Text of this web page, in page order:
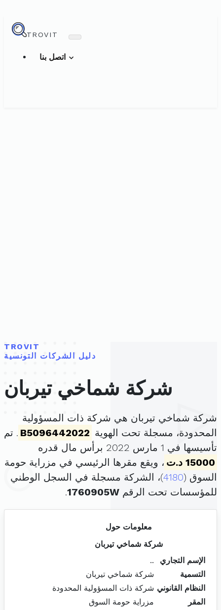
TROVIT
TROVIT
دليل الشركات التونسية
شركة شماخي تيربان
شركة شماخي تيربان هي شركة ذات المسؤولية
المحدودة، مسجلة تحت الهوية B5096442022 . تم
تأسيسها في 1 مارس 2022 برأس مال قدره
15000 د.ت
، ويقع مقرها الرئيسي في مزراية حومة
السوق (4180)، الشركة مسجلة في السجل الوطني
للمؤسسات تحت الرقم 1760905W
.
معلومات حول
شركة شماخي تيربان
الإسم التجاري
..
التسمية
شركة شماخي تيربان
النظام القانوني شركة ذات المسؤولية المحدودة
المقر
مزراية حومة السوق